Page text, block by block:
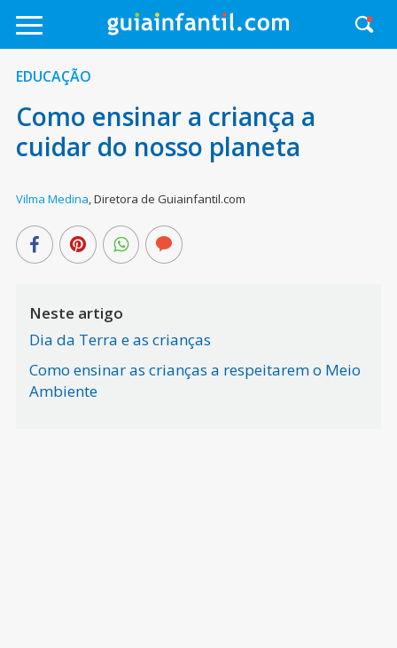
EDUCAÇÃO
Como ensinar a criança a
cuidar do nosso planeta
Vilma Medina,Diretora de Guiainfantil.com
Neste artigo
Dia da Terra e as crianças
Como ensinar as crianças a respeitarem o Meio
Ambiente